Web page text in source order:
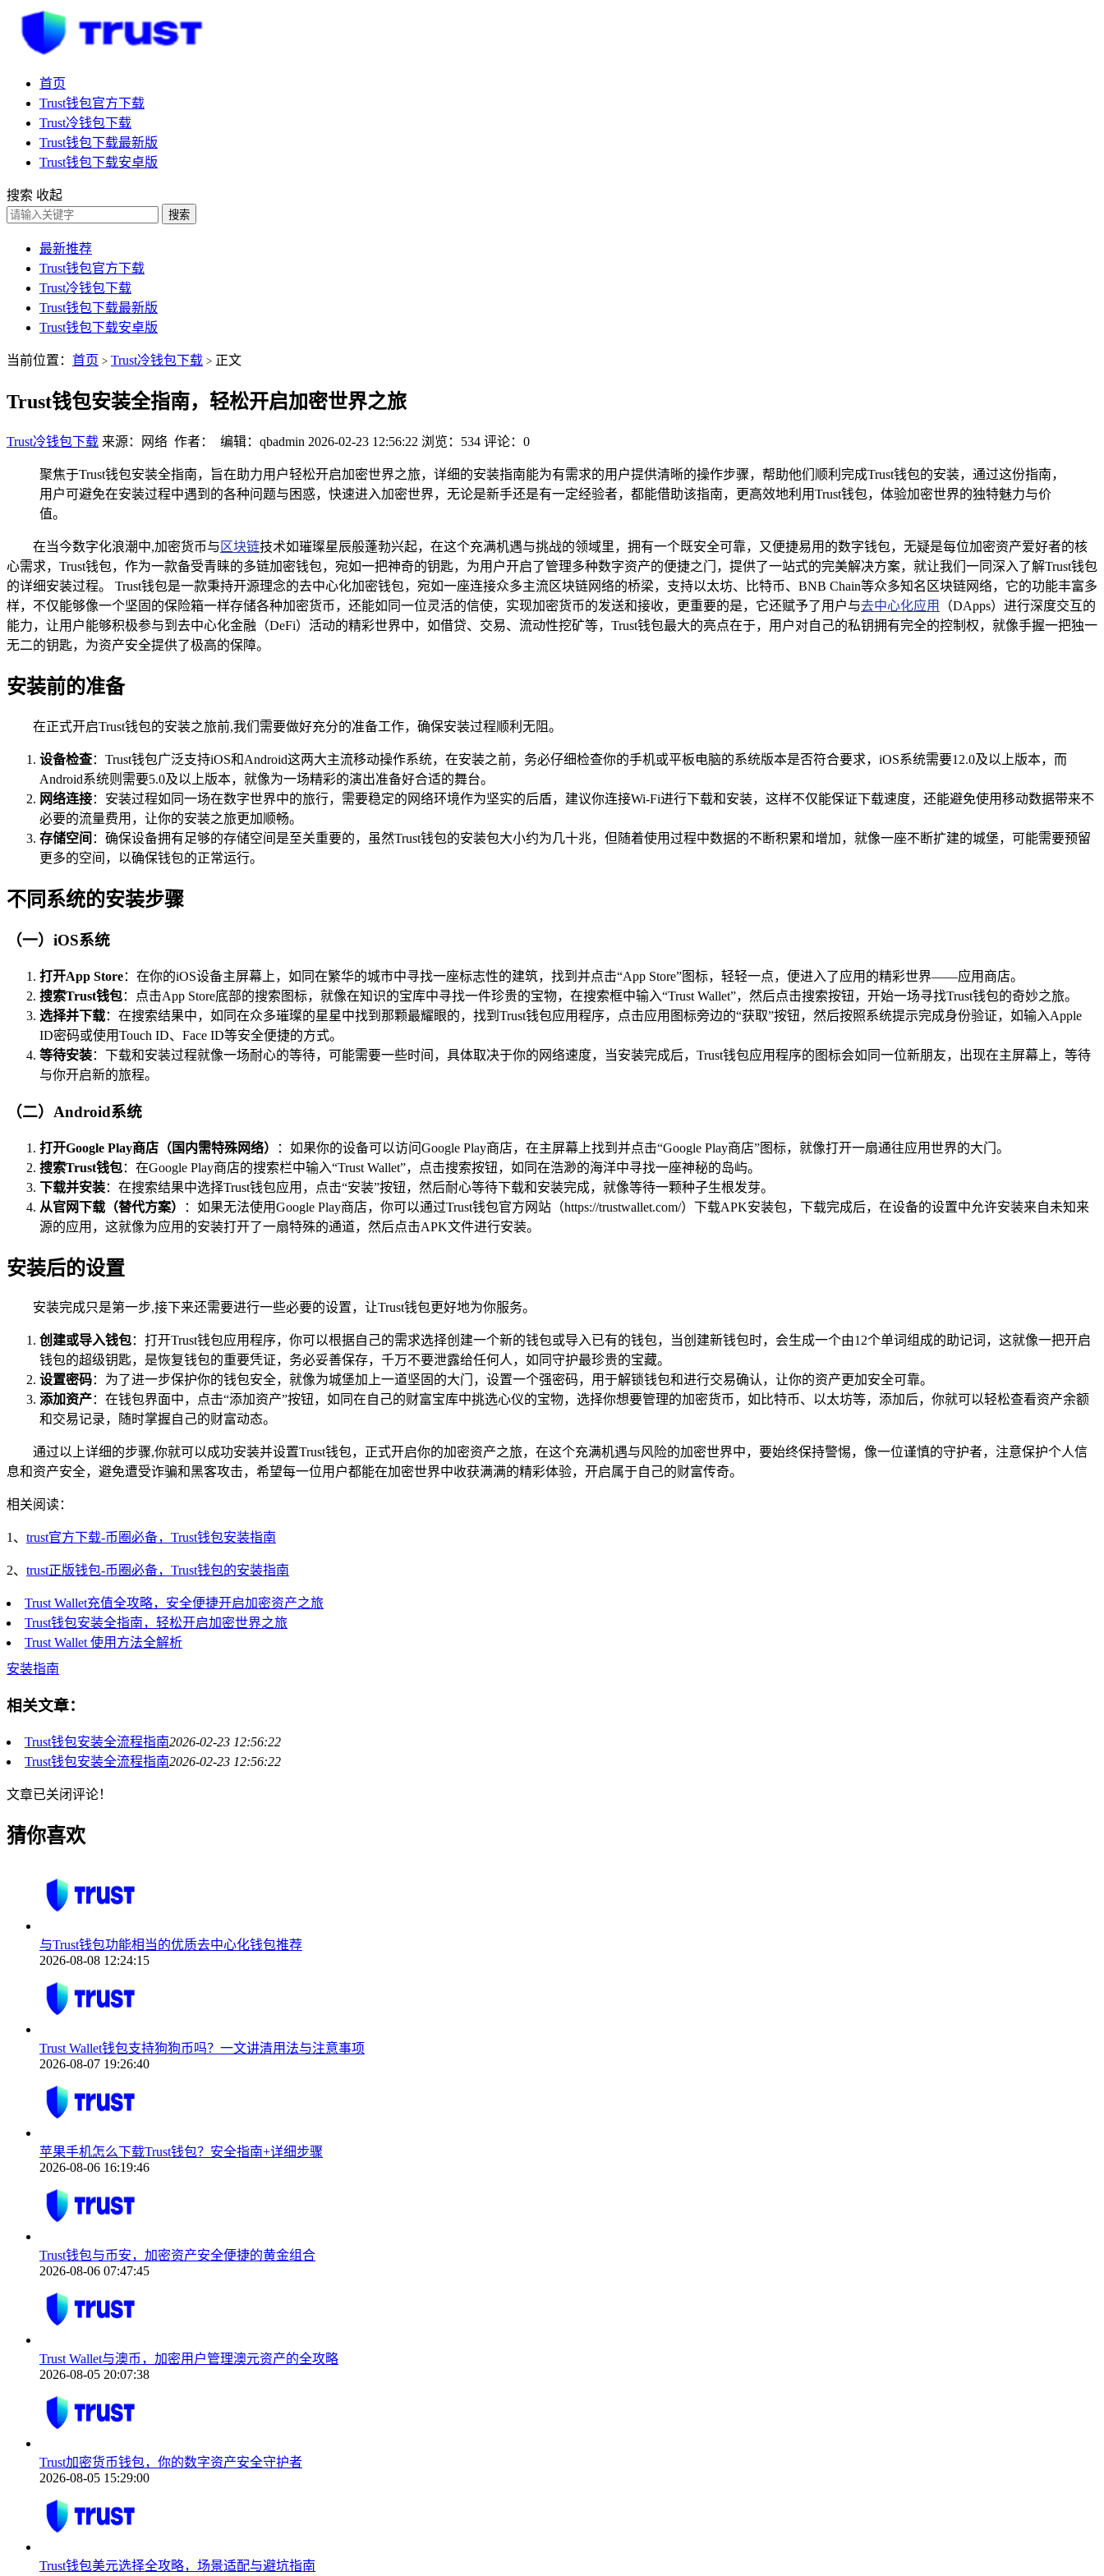
首页
Trust钱包官方下载
Trust冷钱包下载
Trust钱包下载最新版
Trust钱包下载安卓版
搜索 收起
搜索
最新推荐
Trust钱包官方下载
Trust冷钱包下载
Trust钱包下载最新版
Trust钱包下载安卓版
当前位置： 首页 > Trust冷钱包下载 > 正文
Trust钱包安装全指南，轻松开启加密世界之旅
Trust冷钱包下载 来源：网络 作者： 编辑：qbadmin 2026-02-23 12:56:22 浏览：534 评论：0
聚焦于Trust钱包安装全指南，旨在助力用户轻松开启加密世界之旅，详细的安装指南能为有需求的用户提供清晰的操作步骤，帮助他们顺利完成Trust钱包的安装，通过这份指南，
用户可避免在安装过程中遇到的各种问题与困惑，快速进入加密世界，无论是新手还是有一定经验者，都能借助该指南，更高效地利用Trust钱包，体验加密世界的独特魅力与价
值。
在当今数字化浪潮中,加密货币与 区块链技术如璀璨星辰般蓬勃兴起，在这个充满机遇与挑战的领域里，拥有一个既安全可靠，又便捷易用的数字钱包，无疑是每位加密资产爱好者的核
心需求，Trust钱包，作为一款备受青睐的多链加密钱包，宛如一把神奇的钥匙，为用户开启了管理多种数字资产的便捷之门，提供了一站式的完美解决方案，就让我们一同深入了解Trust钱包
的详细安装过程。 Trust钱包是一款秉持开源理念的去中心化加密钱包，宛如一座连接众多主流区块链网络的桥梁，支持以太坊、比特币、BNB Chain等众多知名区块链网络，它的功能丰富多
样，不仅能够像一个坚固的保险箱一样存储各种加密货币，还能如同一位灵活的信使，实现加密货币的发送和接收，更重要的是，它还赋予了用户与去中心化应用
（DApps）进行深度交互的
能力，让用户能够积极参与到去中心化金融（DeFi）活动的精彩世界中，如借贷、交易、流动性挖矿等，Trust钱包最大的亮点在于，用户对自己的私钥拥有完全的控制权，就像手握一把独一
无二的钥匙，为资产安全提供了极高的保障。
安装前的准备
在正式开启Trust钱包的安装之旅前,我们需要做好充分的准备工作，确保安装过程顺利无阻。
设备检查：Trust钱包广泛支持iOS和Android这两大主流移动操作系统，在安装之前，务必仔细检查你的手机或平板电脑的系统版本是否符合要求，iOS系统需要12.0及以上版本，而
Android系统则需要5.0及以上版本，就像为一场精彩的演出准备好合适的舞台。
网络连接：安装过程如同一场在数字世界中的旅行，需要稳定的网络环境作为坚实的后盾，建议你连接Wi-Fi进行下载和安装，这样不仅能保证下载速度，还能避免使用移动数据带来不
必要的流量费用，让你的安装之旅更加顺畅。
存储空间 ：确保设备拥有足够的存储空间是至关重要的，虽然Trust钱包的安装包大小约为几十兆，但随着使用过程中数据的不断积累和增加，就像一座不断扩建的城堡，可能需要预留
更多的空间，以确保钱包的正常运行。
不同系统的安装步骤
（一）iOS系统
打开App Store：在你的iOS设备主屏幕上，如同在繁华的城市中寻找一座标志性的建筑，找到并点击“App Store”图标，轻轻一点，便进入了应用的精彩世界——应用商店。
搜索Trust钱包：点击App Store底部的搜索图标，就像在知识的宝库中寻找一件珍贵的宝物，在搜索框中输入“Trust Wallet”，然后点击搜索按钮，开始一场寻找Trust钱包的奇妙之旅。
选择并下载：在搜索结果中，如同在众多璀璨的星星中找到那颗最耀眼的，找到Trust钱包应用程序，点击应用图标旁边的“获取”按钮，然后按照系统提示完成身份验证，如输入Apple
ID密码或使用Touch ID、Face ID等安全便捷的方式。
等待安装：下载和安装过程就像一场耐心的等待，可能需要一些时间，具体取决于你的网络速度，当安装完成后，Trust钱包应用程序的图标会如同一位新朋友，出现在主屏幕上，等待
与你开启新的旅程。
（二）Android系统
打开Google Play商店（国内需特殊网络）
：如果你的设备可以访问Google Play商店，在主屏幕上找到并点击“Google Play商店”图标，就像打开一扇通往应用世界的大门。
搜索Trust钱包：在Google Play商店的搜索栏中输入“Trust Wallet”，点击搜索按钮，如同在浩渺的海洋中寻找一座神秘的岛屿。
下载并安装：在搜索结果中选择Trust钱包应用，点击“安装”按钮，然后耐心等待下载和安装完成，就像等待一颗种子生根发芽。
从官网下载（替代方案）
：如果无法使用Google Play商店，你可以通过Trust钱包官方网站（https://trustwallet.com/）下载APK安装包，下载完成后，在设备的设置中允许安装来自未知来
源的应用，这就像为应用的安装打开了一扇特殊的通道，然后点击APK文件进行安装。
安装后的设置
安装完成只是第一步,接下来还需要进行一些必要的设置，让Trust钱包更好地为你服务。
创建或导入钱包：打开Trust钱包应用程序，你可以根据自己的需求选择创建一个新的钱包或导入已有的钱包，当创建新钱包时，会生成一个由12个单词组成的助记词，这就像一把开启
钱包的超级钥匙，是恢复钱包的重要凭证，务必妥善保存，千万不要泄露给任何人，如同守护最珍贵的宝藏。
设置密码：为了进一步保护你的钱包安全，就像为城堡加上一道坚固的大门，设置一个强密码，用于解锁钱包和进行交易确认，让你的资产更加安全可靠。
添加资产：在钱包界面中，点击“添加资产”按钮，如同在自己的财富宝库中挑选心仪的宝物，选择你想要管理的加密货币，如比特币、以太坊等，添加后，你就可以轻松查看资产余额
和交易记录，随时掌握自己的财富动态。
通过以上详细的步骤,你就可以成功安装并设置Trust钱包，正式开启你的加密资产之旅，在这个充满机遇与风险的加密世界中，要始终保持警惕，像一位谨慎的守护者，注意保护个人信
息和资产安全，避免遭受诈骗和黑客攻击，希望每一位用户都能在加密世界中收获满满的精彩体验，开启属于自己的财富传奇。
相关阅读：
1、 trust官方下载-币圈必备，Trust钱包安装指南
2、 trust正版钱包-币圈必备，Trust钱包的安装指南
Trust Wallet充值全攻略，安全便捷开启加密资产之旅
Trust钱包安装全指南，轻松开启加密世界之旅
Trust Wallet 使用方法全解析
安装指南
相关文章：
Trust钱包安装全流程指南2026-02-23 12:56:22
Trust钱包安装全流程指南2026-02-23 12:56:22
文章已关闭评论！
猜你喜欢
与Trust钱包功能相当的优质去中心化钱包推荐
2026-08-08 12:24:15
Trust Wallet钱包支持狗狗币吗？一文讲清用法与注意事项
2026-08-07 19:26:40
苹果手机怎么下载Trust钱包？安全指南+详细步骤
2026-08-06 16:19:46
Trust钱包与币安，加密资产安全便捷的黄金组合
2026-08-06 07:47:45
Trust Wallet与澳币，加密用户管理澳元资产的全攻略
2026-08-05 20:07:38
Trust加密货币钱包，你的数字资产安全守护者
2026-08-05 15:29:00
Trust钱包美元选择全攻略，场景适配与避坑指南